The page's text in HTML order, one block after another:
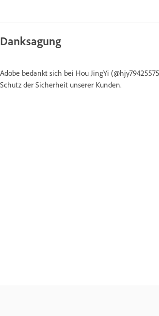
Danksagung
Adobe bedankt sich bei Hou JingYi
Schutz der Sicherheit unserer Kunden.